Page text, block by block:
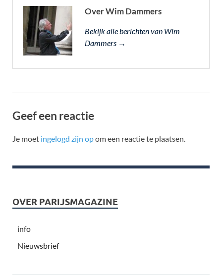
Over Wim Dammers
Bekijk alle berichten van Wim
Dammers →
Geef een reactie
Je moet ingelogd zijn opom een reactie te plaatsen.
OVER PARIJSMAGAZINE
info
Nieuwsbrief